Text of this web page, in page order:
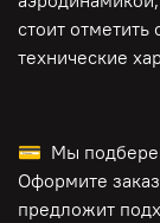
стоит
технические
💳 Мы
Оформите
предложит